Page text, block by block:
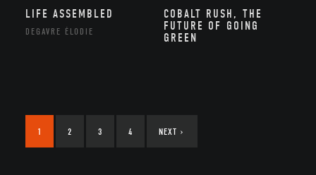
LIFE ASSEMBLED
DEGAVRE ÉLODIE
COBALT RUSH, THE
FUTURE OF GOING
GREEN
1 2 3 4 NEXT ›